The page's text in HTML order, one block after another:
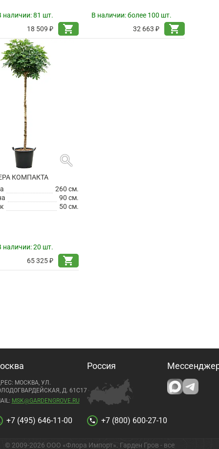
наличии:81 шт.
18 509 ₽
shopping_cart
В наличии:более 100 шт.
32 663 ₽
shopping_cart
search
КОМПАКТА
260 см.
90 см.
50 см.
наличии:20 шт.
65 325 ₽
shopping_cart
МОСКВА, УЛ.
Д. 61С17
MSK@GARDENGROVE.RU
+7 (495) 646-11-00
Россия
call +7 (800) 600-27-10
© 2009-2026 ООО «Флора Импорт». Гарден Гров - все